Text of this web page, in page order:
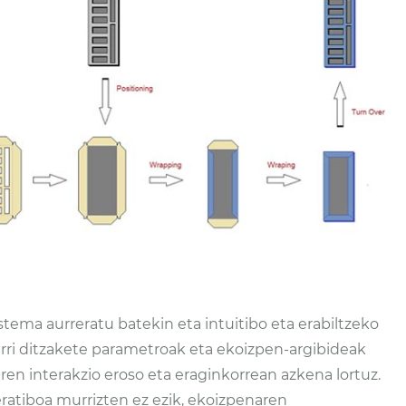
aurreratu batekin eta intuitibo eta erabiltzeko
ditzakete parametroak eta ekoizpen-argibideak
interakzio eroso eta eraginkorrean azkena lortuz.
murrizten ez ezik, ekoizpenaren